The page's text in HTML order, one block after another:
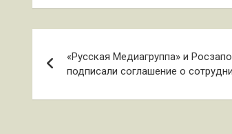
по
записям
«Русская Медиагруппа» и
подписали соглашение о